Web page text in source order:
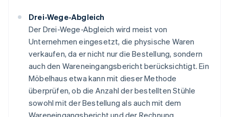
Drei-Wege-Abgleich
Der Drei-Wege-Abgleich wird meist von
Unternehmen eingesetzt, die physische Waren
verkaufen, da er nicht nur die Bestellung, sondern
auch den Wareneingangsbericht berücksichtigt. Ein
Möbelhaus etwa kann mit dieser Methode
überprüfen, ob die Anzahl der bestellten Stühle
sowohl mit der Bestellung als auch mit dem